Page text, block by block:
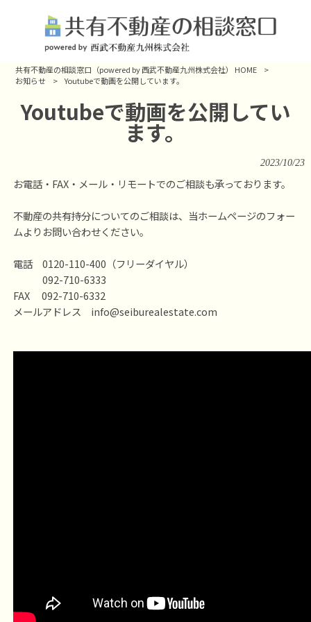
共有不動産の相談窓口（powered by 西武不動産九州株式会社） HOME
>
お知らせ
> Youtubeで動画を公開しています。
Youtubeで動画を公開してい
ます。
2023/10/23
お電話・FAX・メール・リモートでのご相談も承っております。
不動産の共有持分についてのご相談は、当ホームページのフォー
ムよりお問い合わせください。
電話 0120-110-400（フリーダイヤル）
092-710-6333
FAX 092-710-6332
メールアドレス info@seiburealestate.com